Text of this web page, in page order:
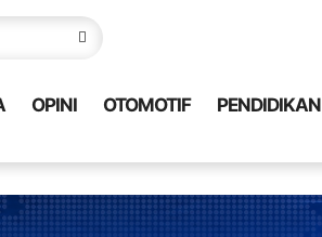
OPINI OTOMOTIF PENDIDIKAN